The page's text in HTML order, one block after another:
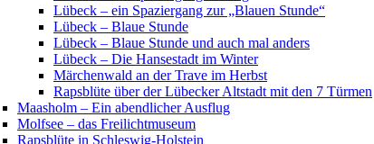
Lübeck – ein Spaziergang zur „Blauen Stunde“
Lübeck – Blaue Stunde
Lübeck – Blaue Stunde und auch mal anders
Lübeck – Die Hansestadt im Winter
Märchenwald an der Trave im Herbst
Rapsblüte über der Lübecker Altstadt mit den 7 Türmen
Maasholm – Ein abendlicher Ausflug
Molfsee – das Freilichtmuseum
Rapsblüte in Schleswig-Holstein